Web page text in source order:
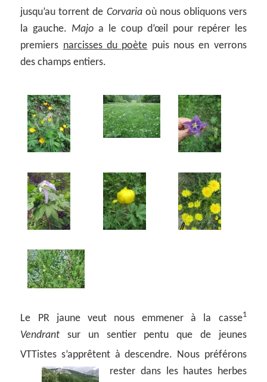
jusqu’au torrent de Corvariaoù nous obliquons vers
la gauche. Majo a le coup d’œil pour repérer les
premiers narcisses du poète puis nous en verrons
des champs entiers.
Le PR jaune veut nous emmener à la casse1
Vendrant sur un sentier pentu que de jeunes
VTTistes s’apprêtent à descendre. Nous préférons
rester dans les hautes herbes